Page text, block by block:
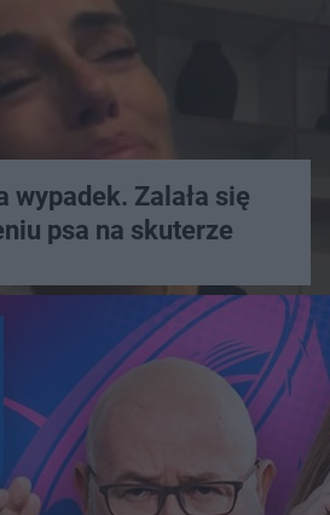
wypadek. Zalała się
psa na skuterze